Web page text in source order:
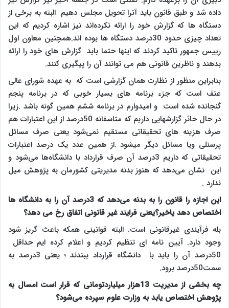
داده شد و طبق قانون باید آنرا تحویل مجلس دهیم البته به برخی از
دستگاه ها که گزارش خود را ارائه نکرده‌اند نیز اشاره کردیم که این
تعداد چیزی حدود 30درصد دستگاه ها بوده اند.همچنین معاون اول
رییس جمهور تاکید کردند که اینها حتما باید گزارش های خود را ارائه
بدهند و ناظرین قانونی هم می توانند آن را پیگیری کنند.
بنابراین منظور از نظارت همان گزارشی است که به عهده شورای عالی
عتف است که جزء برنامه های بسیار خوبی که در برنامه پنجم
گنجانده شده است و امیدوارم در برنامه ششم همین گونه باشد .زیرا
در حال حاثر گزارشهایی داریم که متاسفانه 50درصد از این اعتبارات هم
صرف هزینه های تحقیقاتی مستقیم نمی‌شود یعنی صرف مسائل
پرسنلی ویا مسائل دیگر میشود .از همین عدد یک درصد اعتبارات
تحقیقاتی که داریم 3درصد آن صرف قرارداد با دانشگاه‌ها می‌شود و
این نشان می‌دهد که هنوز بدنه مدیریتی کشورمان به پژوهش میل
ندارد .
این اجازه را قانون را به بدنه می‌دهد که 3درصد آن را به دانشگاه ها
اختصاص دهد یاخیر؟یعنی فرایند غیر قانونی اتفاق رخ می دهد؟
بله فرآیندی غیرقانونی است. البته قوانینی همکه باعث گریز شود
وجود دارد. آیین نامه ای تنظیم کردیم و اعلام کرده ایم حداقل
50درصد آن را باید با دانشگاه قرارداد ببندند ؛ یعنی 3درصد به
سمت50درصد برود.
چه بخشی از مدیریت 13هزار میلیاردتومانی که قرار است امسال به
پژوهش اختصاص یابد به وزارت علوم سپرده می‌شود؟